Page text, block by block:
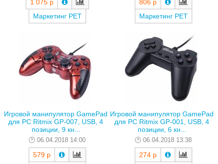
1 075 р
Маркетинг РЕТ
806 р
Маркетинг РЕТ
Игровой манипулятор GamePad
для PC Ritmix GP-007, USB, 4
позиции, 9 кн...
06.04.2018 14:00
579 р
Игровой манипулятор GamePad
для PC Ritmix GP-001, USB, 4
позиции, 6 кн...
06.04.2018 13:38
274 р